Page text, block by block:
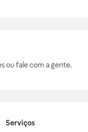
ou fale com a gente.
Serviços